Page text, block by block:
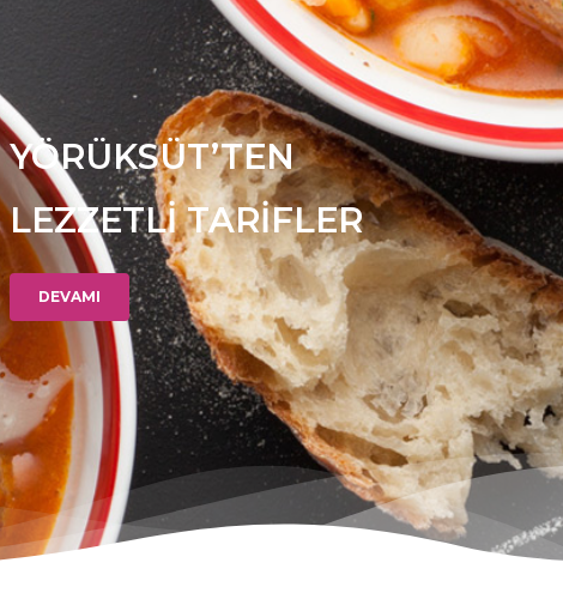
YÖRÜKSÜT’TEN
LEZZETLİ TARİFLER
DEVAMI